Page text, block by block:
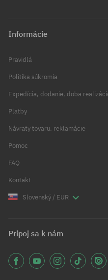
Informácie
Pravidlá
Politika súkromia
Expedícia, dodanie, doba
Platby
Návraty tovaru, reklamácie
Pomoc
FAQ
Kontakt
Slovenský / EUR
Pripoj sa k nám